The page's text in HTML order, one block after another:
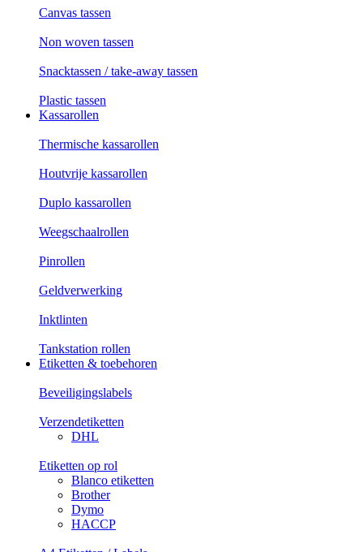
Canvas tassen
Non woven tassen
Snacktassen / take-away tassen
Plastic tassen
Kassarollen
Thermische kassarollen
Houtvrije kassarollen
Duplo kassarollen
Weegschaalrollen
Pinrollen
Geldverwerking
Inktlinten
Tankstation rollen
Etiketten & toebehoren
Beveiligingslabels
Verzendetiketten
DHL
Etiketten op rol
Blanco etiketten
Brother
Dymo
HACCP